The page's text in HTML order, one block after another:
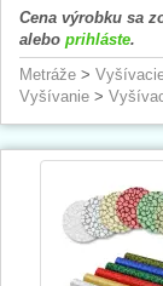
Cena výrobku sa
alebo prihláste.
Metráže >
Vyšívanie >